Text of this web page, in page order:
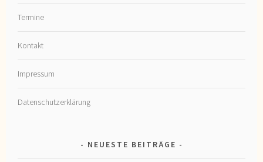
Termine
Kontakt
Impressum
Datenschutzerklärung
NEUESTE BEITRÄGE